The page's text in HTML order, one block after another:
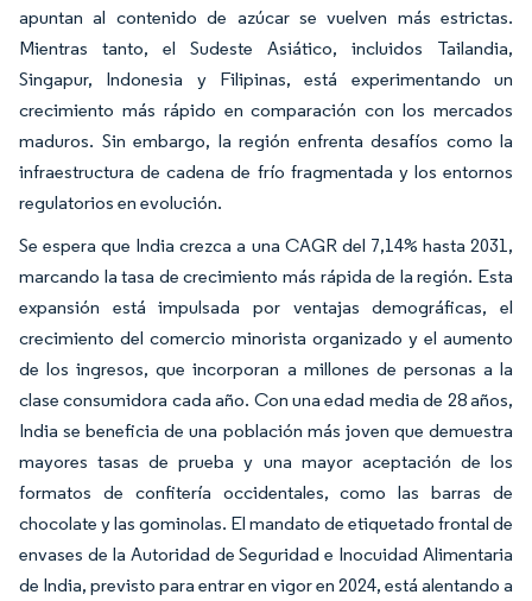
apuntan al contenido de azúcar se vuelven más estrictas.
Mientras tanto, el Sudeste Asiático, incluidos Tailandia,
Singapur, Indonesia y Filipinas, está experimentando un
crecimiento más rápido en comparación con los mercados
maduros. Sin embargo, la región enfrenta desafíos como la
infraestructura de cadena de frío fragmentada y los entornos
regulatorios en evolución.
Se espera que India crezca a una CAGR del 7,14% hasta 2031,
marcando la tasa de crecimiento más rápida de la región. Esta
expansión está impulsada por ventajas demográficas, el
crecimiento del comercio minorista organizado y el aumento
de los ingresos, que incorporan a millones de personas a la
clase consumidora cada año. Con una edad media de 28 años,
India se beneficia de una población más joven que demuestra
mayores tasas de prueba y una mayor aceptación de los
formatos de confitería occidentales, como las barras de
chocolate y las gominolas. El mandato de etiquetado frontal de
envases de la Autoridad de Seguridad e Inocuidad Alimentaria
de India, previsto para entrar en vigor en 2024, está alentando a